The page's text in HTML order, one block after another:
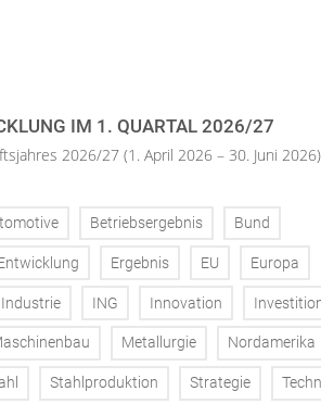
IM 1. QUARTAL 2026/27
2026/27 (1. April 2026 – 30. Juni
Betriebsergebnis Bund
Ergebnis EU Europa
Industrie ING Innovation
Metallurgie Nordamerika
Stahlproduktion Strategie